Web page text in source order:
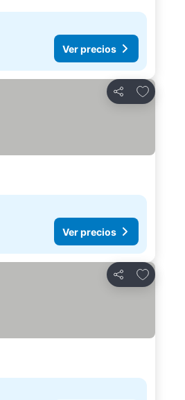
Ver precios
Compartir
Añadir a
Ver precios
Compartir
Añadir a